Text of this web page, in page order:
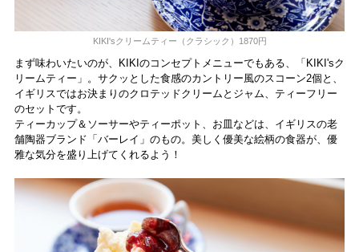
KIKI'sクリームティー（クラシック）1870円
まず味わいたいのが、KIKIのコンセプトメニューでもある、「KIKI'sク
リームティー」。サクッとした食感のカントリー風のスコーン2個と、
イギリスではお決まりのクロテッドクリームとジャム、ティーフリー
のセットです。
ティーカップ＆ソーサーやティーポット、お皿などは、イギリスの老
舗陶器ブランド「バーレイ」のもの。美しく優美な絵柄の食器が、優
雅な気分を盛り上げてくれるよう！